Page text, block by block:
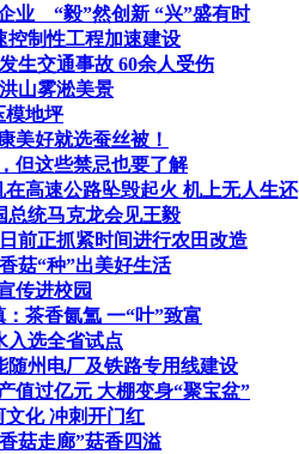
业 “毅”然创新 “兴”盛有时
制性工程加速建设
生交通事故 60余人受伤
山雾淞美景
模地坪
美好就选蚕丝被！
但这些禁忌也要了解
高速公路坠毁起火 机上无人生还
统马克龙会见王毅
前正抓紧时间进行农田改造
菇“种”出美好生活
传进校园
茶香氤氲 一“叶”致富
入选全省试点
州电厂及铁路专用线建设
值过亿元 大棚变身“聚宝盆”
化 冲刺开门红
菇走廊”菇香四溢